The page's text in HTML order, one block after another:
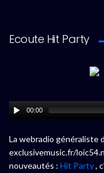
Ecoute Hit Party
00:00
La webradio généraliste
exclusivemusic.fr/
nouveautés : Hit Party,